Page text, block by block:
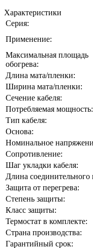
Характеристики
Серия:
Применение:
Максимальная площадь
обогрева:
Длина мата/пленки:
Ширина мата/пленки:
Сечение кабеля:
Потребляемая мощность:
Тип кабеля:
Основа:
Номинальное
Сопротивление:
Шаг укладки кабеля:
Длина соединительного
Защита от перегрева:
Степень защиты:
Класс защиты:
Термостат в комплекте:
Страна производства:
Гарантийный срок: